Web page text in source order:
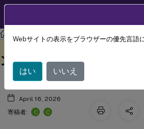
Citrix Endpoint Management
セキュリティとユーザ
ンス
April 16, 2026
寄稿者:
C C
Webサイトの表示をブラウザーの優先言語
はい いいえ